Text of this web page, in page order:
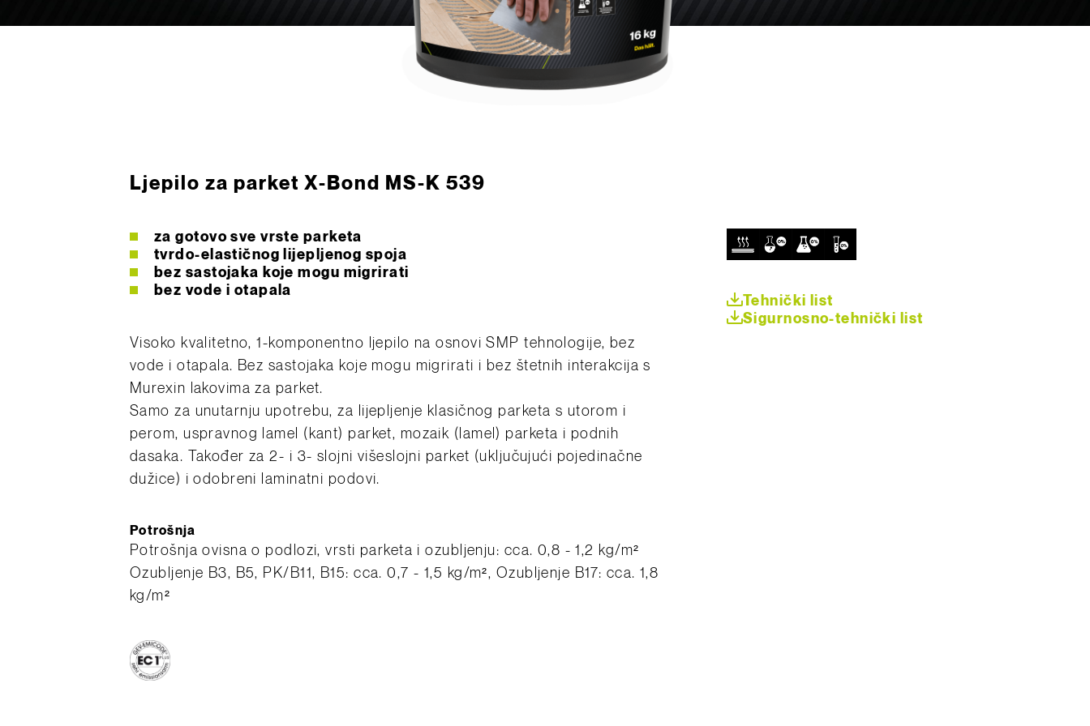
Ljepilo za parket X-Bond MS-K 539
za gotovo sve vrste parketa
tvrdo-elastičnog lijepljenog spoja
bez sastojaka koje mogu migrirati
bez vode i otapala
Visoko kvalitetno, 1-komponentno ljepilo na osnovi SMP tehnologije, bez
vode i otapala. Bez sastojaka koje mogu migrirati i bez štetnih interakcija s
Murexin lakovima za parket.
Samo za unutarnju upotrebu, za lijepljenje klasičnog parketa s utorom i
perom, uspravnog lamel (kant) parket, mozaik (lamel) parketa i podnih
dasaka. Također za 2- i 3- slojni višeslojni parket (uključujući pojedinačne
dužice) i odobreni laminatni podovi.
Potrošnja
Potrošnja ovisna o podlozi, vrsti parketa i ozubljenju: cca. 0,8 - 1,2 kg/m²
Ozubljenje B3, B5, PK/B11, B15: cca. 0,7 - 1,5 kg/m², Ozubljenje B17: cca. 1,8
kg/m²
Tehnički list
Sigurnosno-tehnički list